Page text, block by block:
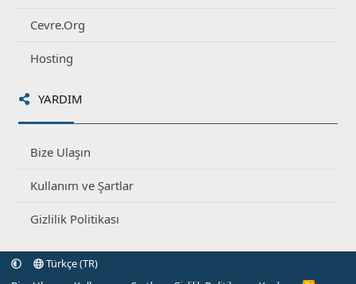
Cevre.Org
Hosting
YARDIM
Bize Ulaşın
Kullanım ve Şartlar
Gizlilik Politikası
Türkçe (TR)